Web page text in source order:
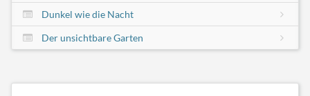
Dunkel wie die Nacht
Der unsichtbare Garten